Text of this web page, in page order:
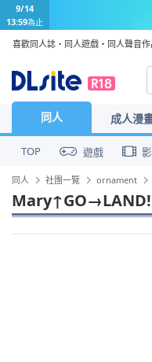
9/14
13:59為止
喜歡同人誌・同人遊戲・同人聲音
同人 成人漫
TOP 遊戲
同人 社團一覽 ornament